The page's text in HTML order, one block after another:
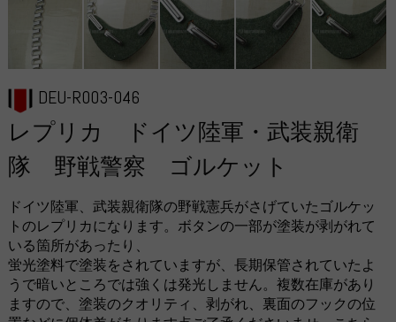
DEU-R003-046
レプリカ ドイツ陸軍・武装親衛
隊 野戦警察 ゴルケット
ドイツ陸軍、武装親衛隊の野戦憲兵がさげていたゴルケッ
トのレプリカになります。ボタンの一部が塗装が剥がれて
いる箇所があったり、
蛍光塗料で塗装をされていますが、長期保管されていたよ
うで暗いところでは強くは発光しません。複数在庫があり
ますので、塗装のクオリティ、剥がれ、裏面のフックの位